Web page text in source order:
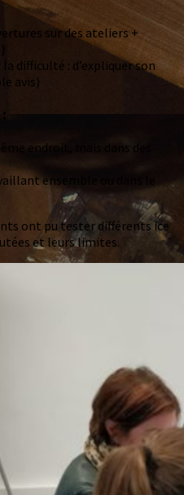
sur des ateliers +
difficulté : d’expliquer son
avis)
endroit, mais dans des
ensemble ou dans le
ont pu tester différents ice
et leurs limites.